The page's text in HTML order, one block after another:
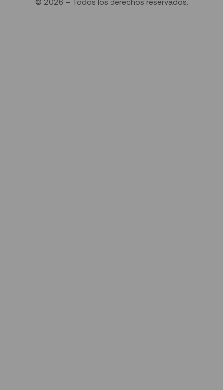
© 2026 – Todos los derechos reservados.